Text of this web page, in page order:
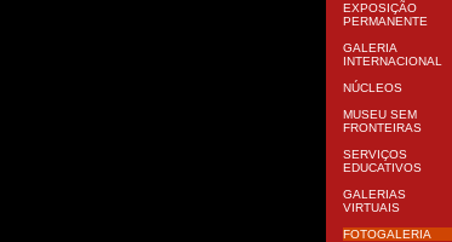
EXPOSIÇÃO
PERMANENTE
GALERIA
INTERNACIONAL
NÚCLEOS
MUSEU SEM
FRONTEIRAS
SERVIÇOS
EDUCATIVOS
GALERIAS
VIRTUAIS
FOTOGALERIA